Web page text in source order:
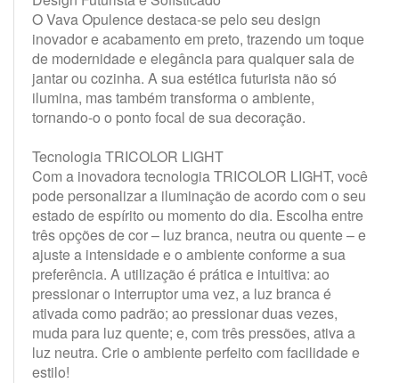
O Vava Opulence destaca-se pelo seu design
inovador e acabamento em preto, trazendo um toque
de modernidade e elegância para qualquer sala de
jantar ou cozinha. A sua estética futurista não só
ilumina, mas também transforma o ambiente,
tornando-o o ponto focal de sua decoração.
Tecnologia TRICOLOR LIGHT
Com a inovadora tecnologia TRICOLOR LIGHT, você
pode personalizar a iluminação de acordo com o seu
estado de espírito ou momento do dia. Escolha entre
três opções de cor – luz branca, neutra ou quente – e
ajuste a intensidade e o ambiente conforme a sua
preferência. A utilização é prática e intuitiva: ao
pressionar o interruptor uma vez, a luz branca é
ativada como padrão; ao pressionar duas vezes,
muda para luz quente; e, com três pressões, ativa a
luz neutra. Crie o ambiente perfeito com facilidade e
estilo!